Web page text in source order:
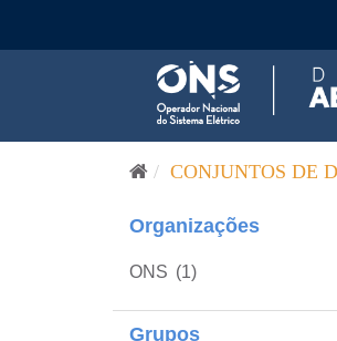
CONJUNTOS DE
Organizações
ONS (1)
Grupos